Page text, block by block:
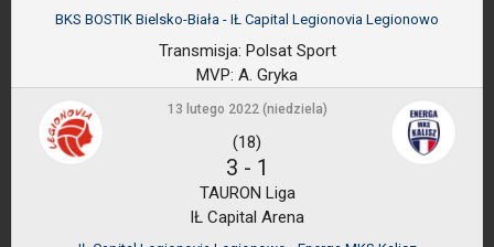
BKS BOSTIK Bielsko-Biała - IŁ Capital Legionovia Legionowo
Transmisja: Polsat Sport
MVP: A. Gryka
13 lutego 2022 (niedziela)
(18)
3 - 1
TAURON Liga
IŁ Capital Arena